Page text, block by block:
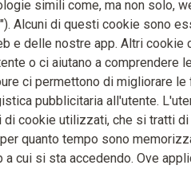
simili come, ma non solo,
Alcuni di questi cookie sono
e delle nostre app. Altri
o ci aiutano a comprendere
ci permettono di migliorare
pubblicitaria all'utente.
di cookie utilizzati, che si tratti
quanto tempo sono
a cui si sta accedendo. Ove